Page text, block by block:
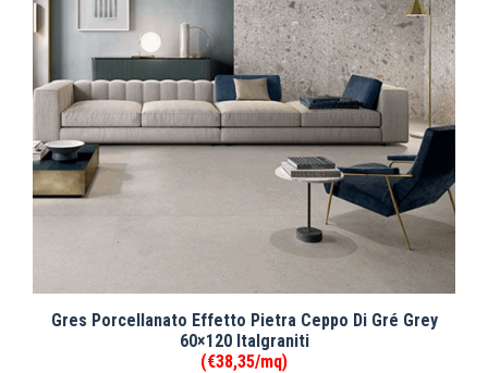
Gres Porcellanato Effetto Pietra Ceppo Di Gré Grey
60×120 Italgraniti
(€38,35/mq)